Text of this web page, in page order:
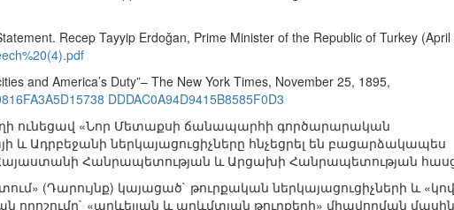
Recep Tayyip Erdoğan, Prime Minister of the Republic of Turkey
and America’s Duty”– The New York Times, November 25, 1895,
DDDAC0A94D9415B8585F0D3
ունեցավ «Նոր Մետաքսի ճանապարհի գործարարական
և Ադրբեջանի ներկայացուցիչները հնչեցրել են բացարձակապես
Հայաստանի Հանրապետության և Արցախի Հանրապետության
(Դարույնք) կայացած` թուրքական ներկայացուցիչների և
«արևելյան և արևմտյան թուրքերի» միավորման մասին